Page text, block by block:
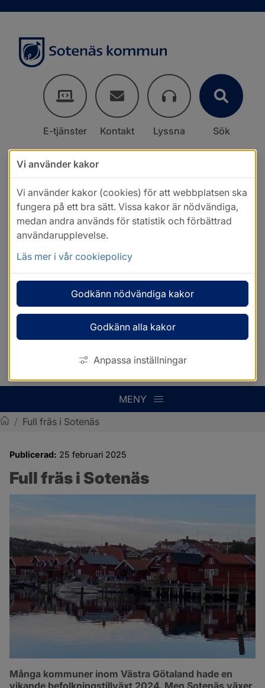
E-tjänster Kontakt Lyssna Sök
MENY
/ Full fräs i Sotenäs
Publicerad: 25 februari 2025
Full fräs i Sotenäs
Många kommuner inom Västra Götaland hade en
vikande befolkningstillväxt 2024. Men Sotenäs växer
Vi använder kakor
Vi använder kakor (cookies) för att webbplatsen ska
fungera på ett bra sätt. Vissa kakor är nödvändiga,
medan andra används för statistik och förbättrad
användarupplevelse.
Läs mer i vår cookiepolicy
Godkänn nödvändiga kakor
Godkänn alla kakor
Anpassa inställningar